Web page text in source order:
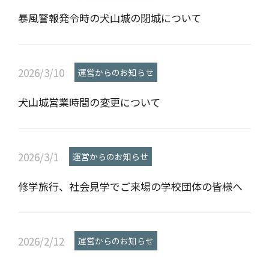
暴風警報発令時の犬山城の閉城について
2026/3/10 運営からのお知らせ
犬山城営業時間の変更について
2026/3/1 運営からのお知らせ
修学旅行、社会見学でご来場の学校団体の皆様へ
2026/2/12 運営からのお知らせ